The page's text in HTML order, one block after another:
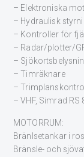
– Elektroniska
– Hydraulisk
– Kontroller för
– Radar/plotter/
–
– Timräknare
–
– VHF, Simrad RS
MOTORRUM:
Bränlsetankar i
Bränsle- och